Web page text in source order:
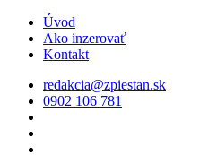
Úvod
Ako inzerovať
Kontakt
redakcia@zpiestan.sk
0902 106 781